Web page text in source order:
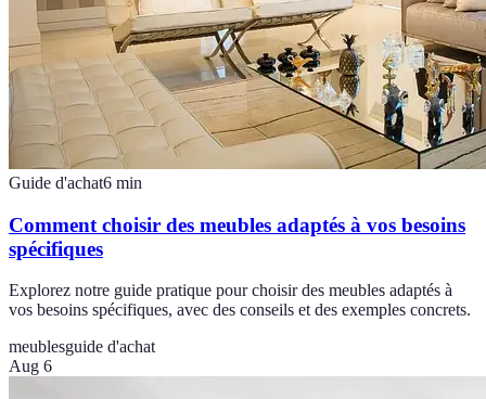
Guide d'achat6 min
Comment choisir des meubles adaptés à vos besoins
spécifiques
Explorez notre guide pratique pour choisir des meubles adaptés à
vos besoins spécifiques, avec des conseils et des exemples concrets.
meublesguide d'achat
Aug 6